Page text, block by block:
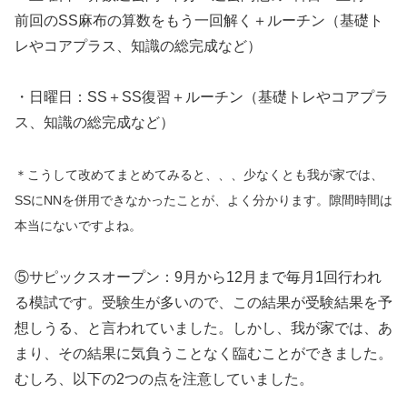
前回のSS麻布の算数をもう一回解く＋ルーチン（基礎ト
レやコアプラス、知識の総完成など）
・日曜日：SS＋SS復習＋ルーチン（基礎トレやコアプラ
ス、知識の総完成など）
＊こうして改めてまとめてみると、、、少なくとも我が家では、
SSにNNを併用できなかったことが、よく分かります。隙間時間は
本当にないですよね。
⑤サピックスオープン：9月から12月まで毎月1回行われ
る模試です。受験生が多いので、この結果が受験結果を予
想しうる、と言われていました。しかし、我が家では、あ
まり、その結果に気負うことなく臨むことができました。
むしろ、以下の2つの点を注意していました。